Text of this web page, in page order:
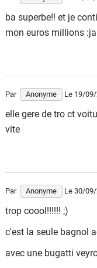
ba superbe!! et je
mon euros millions
Par Anonyme Le 19/
elle gere de tro ct
vite
Par Anonyme Le 30/
trop coool!!!!!! ;)
c'est la seule bagnol
avec une bugatti